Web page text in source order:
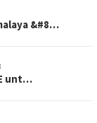
&#8…
unt…